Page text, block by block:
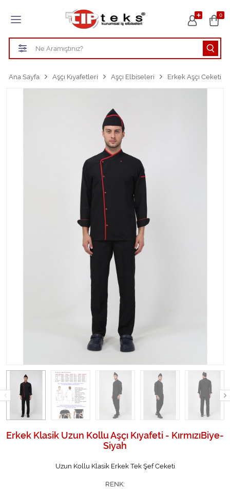
0
Tüm Kategoriler
HASTANE KIYAFETLERİ
TEMİZLİK PERSONEL FORMALARI
Ana Sayfa Aşçı Kıyafetleri Aşçı Elbiseleri Erkek Aşçı Ceketi
Erkek Klasik Uzun Kollu Aşçı Kıyafeti - KırmızıBiye-
Siyah
Uzun Kollu Klasik Erkek Tek Şef Ceketi
RENK